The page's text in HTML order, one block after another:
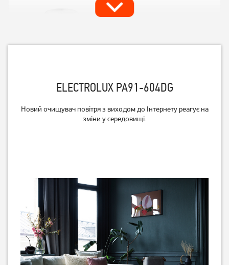
Очисник повітря Beko ATP
Очисник повітря Hoover
HHP30C011
ELECTROLUX PA91-604DG
Новий очищувач повітря з виходом до Інтернету реагує на
зміни у середовищі.